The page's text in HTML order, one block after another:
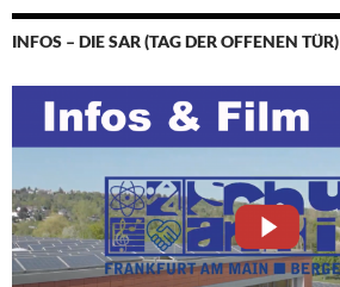
INFOS – DIE SAR (TAG DER OFFENEN TÜR)